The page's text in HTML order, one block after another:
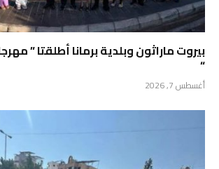
بيروت ماراثون وبلدية برمانا أطلقتا ”
“
أغسطس 7, 2026